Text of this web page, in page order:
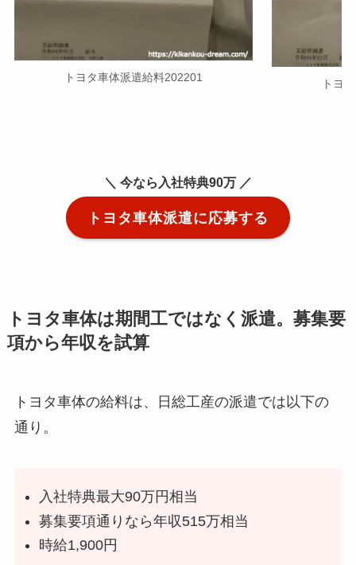
トヨタ車体派遣給料202201
トヨ
＼ 今なら入社特典90万 ／
トヨタ車体派遣に応募する
トヨタ車体は期間工ではなく派遣。募集要
項から年収を試算
トヨタ車体の給料は、日総工産の派遣では以下の
通り。
入社特典最大90万円相当
募集要項通りなら年収515万相当
時給1,900円